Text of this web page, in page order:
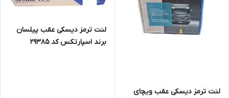
لنت ترمز دیسکی عقب ویچای
لنت ترمز دیسکی عقب پیلسان
برند اسپارتکس کد 29385